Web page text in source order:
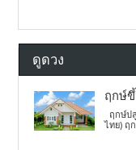
ดูดวง
ฤกษ์
ฤกษ์ป
ไทย) ฤ